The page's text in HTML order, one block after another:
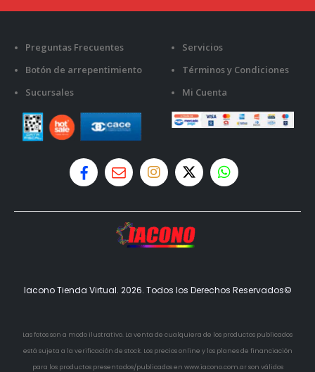
Preguntas Frecuentes
Botón de arrepentimiento
Sucursales
Servicios
Términos y Condiciones
Mi Cuenta
Iacono Tienda Virtual. 2026. Todos los Derechos Reservados©
Las fotos son a modo ilustrativo. La venta de cualquiera de los productos publicados
está sujeta a la verificación de stock. Los precios online y los planes de financiación
para los productos presentados/publicados en www.iacono.com.ar son válidos